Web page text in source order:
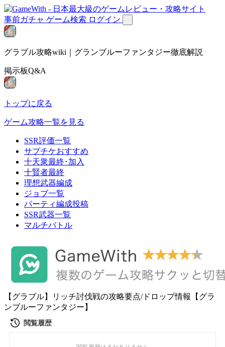
事前ガチャ ゲーム検索 ログイン
グラブル攻略wiki｜グランブルーファンタジー徹底解説
掲示板Q&A
トップに戻る
ゲーム攻略一覧を見る
SSR評価一覧
サプチケおすすめ
十天衆最終･加入
十賢者最終
理想武器編成
ジョブ一覧
パーティ編成投稿
SSR武器一覧
マルチバトル
【グラブル】リッチ討伐戦の攻略要点/ドロップ情報【グラ
ンブルーファンタジー】